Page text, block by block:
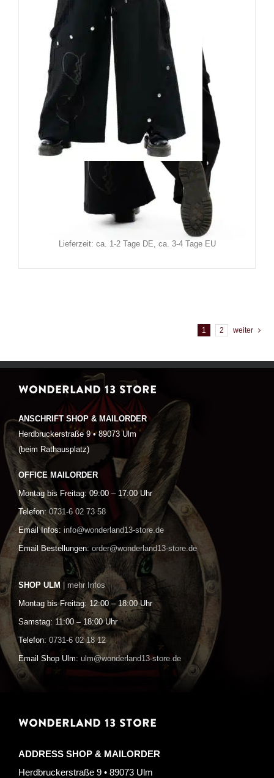
Heartless Hose Broken Hearts
Inkl. MwSt.
zzgl.Versand
Lieferzeit: ca. 1-2 Tage DE, ca. 3-4 Tage EU
1 2 weiter
WONDERLAND 13 STORE
ANSCHRIFT SHOP & MAILORDER
Herdbruckerstraße 9 • 89073 Ulm
(beim Rathausplatz)
OFFICE MAILORDER
Montag bis Freitag: 09:00 – 17:00 Uhr
Telefon: 0731-6 02 73 58
Email Infos: info@wonderland13-store.de
Email Bestellungen: order@wonderland13-store.de
SHOP ULM | mehr Infos
Montag bis Freitag: 12:00 – 18:00 Uhr
Samstag: 11:00 – 18:00 Uhr
Telefon: 0731-6 02 18 12
Email Shop Ulm: ulm@wonderland13-store.de
WONDERLAND 13 STORE
ADDRESS SHOP & MAILORDER
Herdbruckerstraße 9 • 89073 Ulm